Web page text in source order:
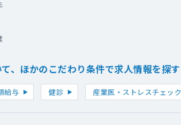
、ほかのこだわり条件で求人情報を探す
給与 健診 産業医・ストレスチェック